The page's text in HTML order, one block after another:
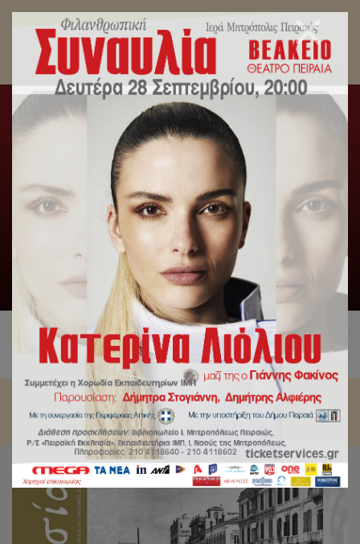
Κυκλοφόρησε το τεύχος του περιοδικού
«Πειραϊκή Εκκλησία» για το μήνα Ιανουάριο
2022.
Αρχική Δελτία Τύπου, Περιοδικό / Κυκλοφόρησε το
τεύχος του περιοδικού «Πειραϊκή Εκκλησία» για το μήνα
Ιανουάριο 2022.